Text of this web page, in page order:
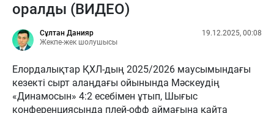
оралды (ВИДЕО)
Сұлтан Данияр
Жекпе-жек шолушысы
19.12.2025, 00:08
Елордалықтар ҚХЛ-дың 2025/2026 маусымындағы
кезекті сырт алаңдағы ойынында Мәскеудің
«Динамосын» 4:2 есебімен ұтып, Шығыс
конференциясында плей-офф аймағына қайта